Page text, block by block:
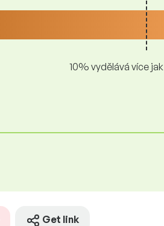
10% vydělává více jak
Get link